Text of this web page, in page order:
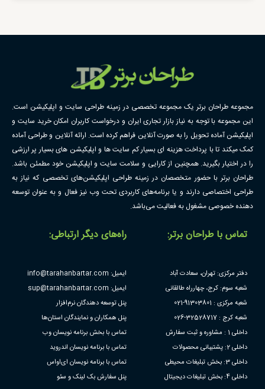
مجموعه طراحان برتر یک مجموعه تخصصی در زمینه طراحی سایت و اپلیکیشن است.
این مجموعه با توجه به نیاز بازار تجاری ایران و درخواست کاربران امکان خرید سایت و
اپلیکیشن آماده تحویل را به صورت آنلاین فراهم کرده است. ارائه آنلاین و طراحی آماده
کمک میکند تا با پرداخت هزینه ای بسیار کم سایت ها و اپلیکیشن های بسیار پر ارزشی
را در اختیار بگیرید. همچنین از کارایی و سلامت سایت و اپلیکیشن خود مطمئن باشد.
طراحان برتر با حضور متخصصان در زمینه طراحی اپلیکیشن‌های تخصصی که نیاز به
طراحی اختصاصی دارند و یا برنامه‌های کاربردی تحت وب نیز فعال و به عنوان توسعه
دهنده خصوصی مشغول به فعالیت می‌باشد.
تماس با طراحان برتر:
دفتر مرکزی: تهران، سعادت آباد
شعبه سوم: کرج، چهارراه طالقانی
شعبه مرکزی : 91303801-021
شعبه کرج : 32528717-026
داخلی 1 : مشاوره و ثبت سفارش
داخلی 2: پشتیبانی محصولات
داخلی 3: بخش تبلیغات محیطی
داخلی 4: بخش تبلیغات دیجیتال
راه‌های دیگر ارتباطی:
ایمیل: info@tarahanbartar.com
ایمیل: sup@tarahanbartar.com
پنل توسعه دهندگان نرم‌افزار
پنل همکاران و نمایندگان استان‌ها
تماس با بخش برنامه نویسان وب
تماس با برنامه نویسان اندروید
تماس با برنامه نویسان ای‌او‌اس
پنل سفارش بک لینک و سئو